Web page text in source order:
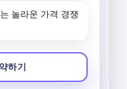
놀라운 가격 경쟁
하기